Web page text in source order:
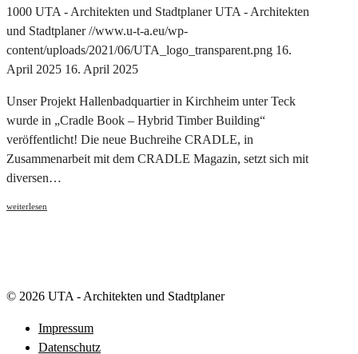
1000 UTA - Architekten und Stadtplaner UTA - Architekten
und Stadtplaner //www.u-t-a.eu/wp-
content/uploads/2021/06/UTA_logo_transparent.png 16.
April 2025 16. April 2025
Unser Projekt Hallenbadquartier in Kirchheim unter Teck
wurde in „Cradle Book – Hybrid Timber Building“
veröffentlicht! Die neue Buchreihe CRADLE, in
Zusammenarbeit mit dem CRADLE Magazin, setzt sich mit
diversen…
weiterlesen
© 2026 UTA - Architekten und Stadtplaner
Impressum
Datenschutz